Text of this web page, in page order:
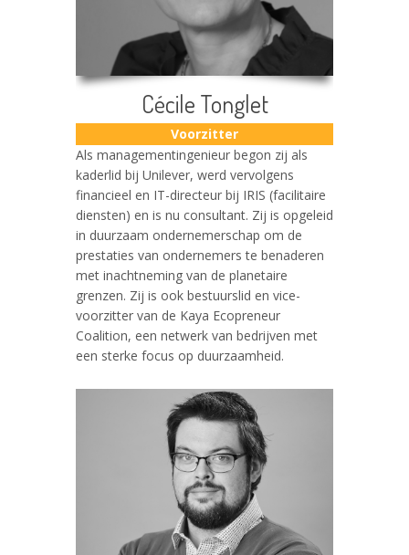
Cécile Tonglet
Voorzitter
Als managementingenieur begon zij als
kaderlid bij Unilever, werd vervolgens
financieel en IT-directeur bij IRIS (facilitaire
diensten) en is nu consultant. Zij is opgeleid
in duurzaam ondernemerschap om de
prestaties van ondernemers te benaderen
met inachtneming van de planetaire
grenzen. Zij is ook bestuurslid en vice-
voorzitter van de Kaya Ecopreneur
Coalition, een netwerk van bedrijven met
een sterke focus op duurzaamheid.